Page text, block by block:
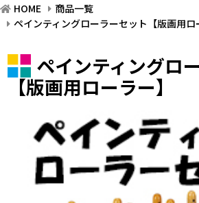
HOME
商品一覧
ペインティングローラーセット【版画用ロ
ペインティングロ
【版画用ローラー】